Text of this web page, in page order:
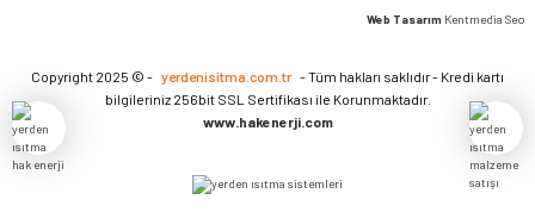
Web Tasarım Kentmedia Seo
Copyright 2025 © - yerdenisitma.com.tr - Tüm hakları saklıdır - Kredi kartı
bilgileriniz 256bit SSL Sertifikası ile Korunmaktadır.
www.hakenerji.com